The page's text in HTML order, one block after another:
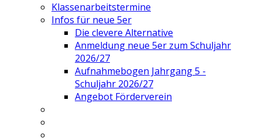
Klassenarbeitstermine
Infos für neue 5er
Die clevere Alternative
Anmeldung neue 5er zum Schuljahr
2026/27
Aufnahmebogen Jahrgang 5 -
Schuljahr 2026/27
Angebot Förderverein